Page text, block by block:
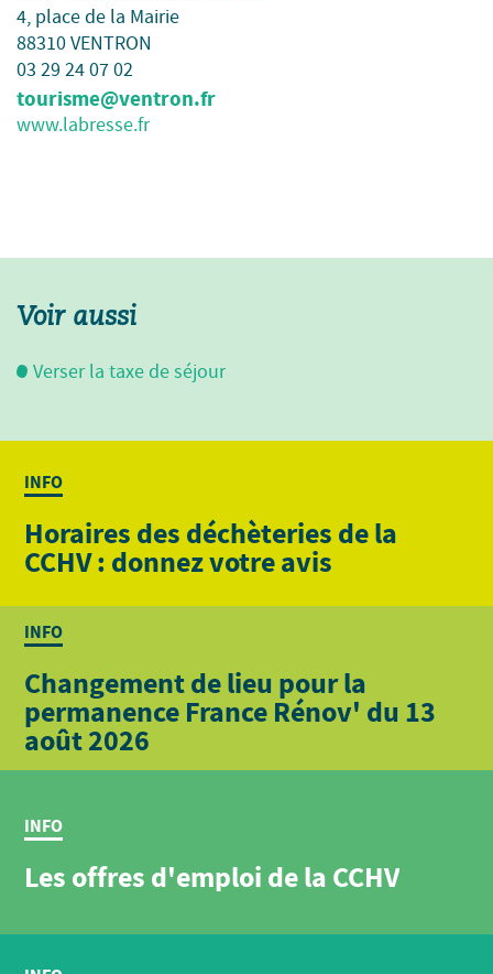
4, place de la Mairie
88310 VENTRON
03 29 24 07 02
tourisme@ventron.fr
www.labresse.fr
Voir aussi
Verser la taxe de séjour
INFO
Horaires des déchèteries de la
CCHV : donnez votre avis
INFO
Changement de lieu pour la
permanence France Rénov' du 13
août 2026
INFO
Les offres d'emploi de la CCHV